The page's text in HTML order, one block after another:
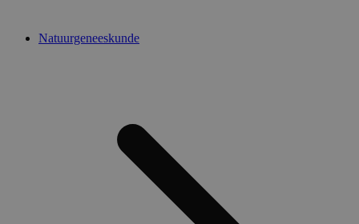
Natuurgeneeskunde